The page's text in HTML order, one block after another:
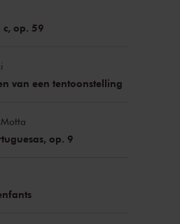
op. 59
van een tentoonstelling
op. 9